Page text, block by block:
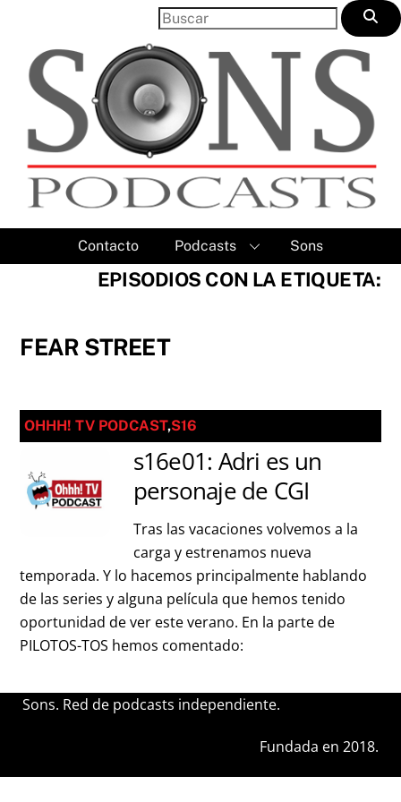
content
Contacto Podcasts Sons
EPISODIOS CON LA ETIQUETA:
FEAR STREET
OHHH! TV PODCAST,S16
s16e01: Adri es un
personaje de CGI
Tras las vacaciones volvemos a la
carga y estrenamos nueva
temporada. Y lo hacemos principalmente hablando
de las series y alguna película que hemos tenido
oportunidad de ver este verano. En la parte de
PILOTOS-TOS hemos comentado:
Sons. Red de podcasts independiente.
Fundada en 2018.